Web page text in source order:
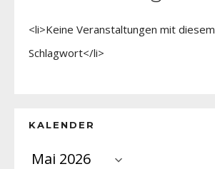
<li>Keine Veranstaltungen mit diesem
Schlagwort</li>
KALENDER